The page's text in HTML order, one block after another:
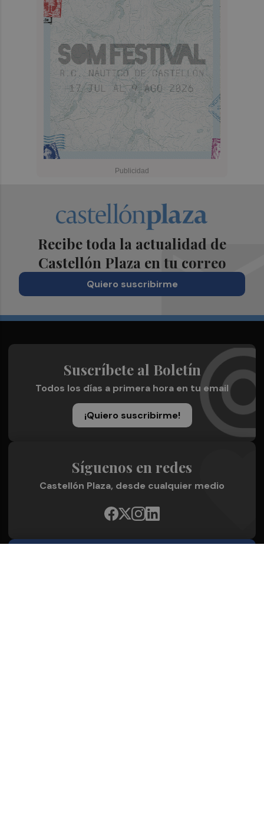
Recibe toda la actualidad de
Castellón Plaza en tu correo
Quiero suscribirme
Suscríbete al Boletín
Todos los días a primera hora en tu email
¡Quiero suscribirme!
Síguenos en redes
Castellón Plaza, desde cualquier medio